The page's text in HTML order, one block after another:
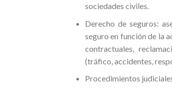
sociedades civiles.
Derecho de seguros:
seguro en función de la
contractuales,
(tráfico, accidentes,
Procedimientos